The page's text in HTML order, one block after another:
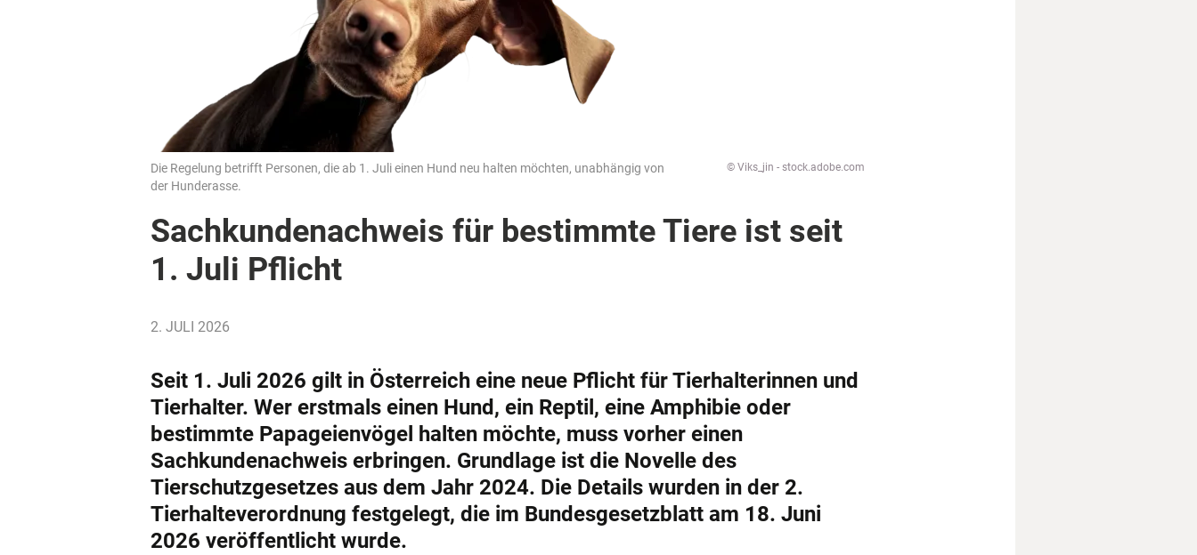
Die Regelung betrifft Personen, die ab 1. Juli einen Hund neu halten möchten, unabhängig von
der Hunderasse.
© Viks_jin - stock.adobe.com
Sachkundenachweis für bestimmte Tiere ist seit
1. Juli Pflicht
2. JULI 2026
Seit 1. Juli 2026 gilt in Österreich eine neue Pflicht für Tierhalterinnen und
Tierhalter. Wer erstmals einen Hund, ein Reptil, eine Amphibie oder
bestimmte Papageienvögel halten möchte, muss vorher einen
Sachkundenachweis erbringen. Grundlage ist die Novelle des
Tierschutzgesetzes aus dem Jahr 2024. Die Details wurden in der 2.
Tierhalteverordnung festgelegt, die im Bundesgesetzblatt am 18. Juni
2026 veröffentlicht wurde.